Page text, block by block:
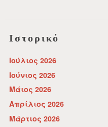
Ιστορικό
Ιούλιος 2026
Ιούνιος 2026
Μάιος 2026
Απρίλιος 2026
Μάρτιος 2026